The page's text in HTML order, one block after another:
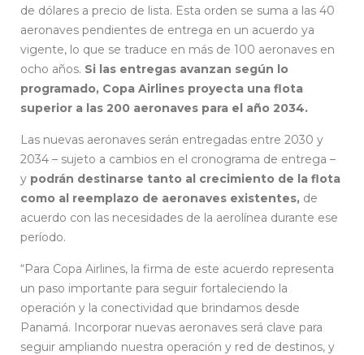
de dólares a precio de lista. Esta orden se suma a las 40
aeronaves pendientes de entrega en un acuerdo ya
vigente, lo que se traduce en más de 100 aeronaves en
ocho años. Si las entregas avanzan según lo
programado, Copa Airlines proyecta una flota
superior a las 200 aeronaves para el año 2034.
Las nuevas aeronaves serán entregadas entre 2030 y
2034 – sujeto a cambios en el cronograma de entrega –
y podrán destinarse tanto al crecimiento de la flota
como al reemplazo de aeronaves existentes, de
acuerdo con las necesidades de la aerolínea durante ese
período.
“Para Copa Airlines, la firma de este acuerdo representa
un paso importante para seguir fortaleciendo la
operación y la conectividad que brindamos desde
Panamá. Incorporar nuevas aeronaves será clave para
seguir ampliando nuestra operación y red de destinos, y